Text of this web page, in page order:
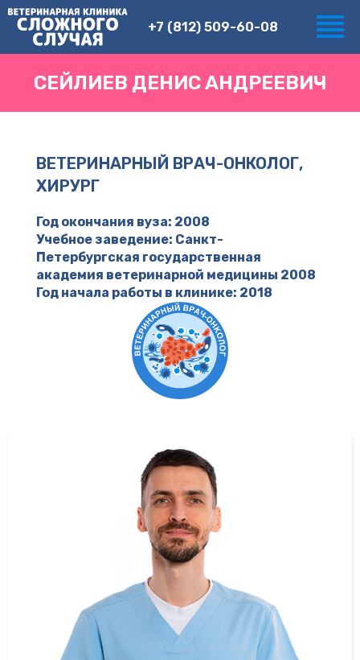
+7 (812) 509-60-08
СЕЙЛИЕВ ДЕНИС АНДРЕЕВИЧ
ВЕТЕРИНАРНЫЙ ВРАЧ-ОНКОЛОГ,
ХИРУРГ
Год окончания вуза: 2008
Учебное заведение: Санкт-
Петербургская государственная
академия ветеринарной медицины 2008
Год начала работы в клинике: 2018